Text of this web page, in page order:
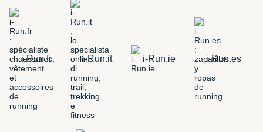
i-Run.fr i-Run.it i-Run.ie i-Run.es